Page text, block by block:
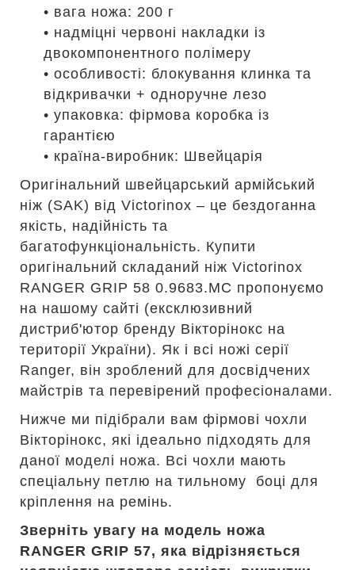
• вага ножа: 200 г
• надміцні червоні накладки із
двокомпонентного полімеру
• особливості: блокування клинка та
відкривачки + одноручне лезо
• упаковка: фірмова коробка із
гарантією
• країна-виробник: Швейцарія
Оригінальний швейцарський армійський
ніж (SAK) від Victorinox – це бездоганна
якість, надійність та
багатофункціональність. Купити
оригінальний складаний ніж Victorinox
RANGER GRIP 58 0.9683.MC пропонуємо
на нашому сайті (ексклюзивний
дистриб'ютор бренду Вікторінокс на
території України). Як і всі ножі серії
Ranger, він зроблений для досвідчених
майстрів та перевірений професіоналами.
Нижче ми підібрали вам фірмові чохли
Вікторінокс, які ідеально підходять для
даної моделі ножа. Всі чохли мають
спеціальну петлю на тильному боці для
кріплення на ремінь.
Зверніть увагу на модель ножа
RANGER GRIP 57, яка відрізняється